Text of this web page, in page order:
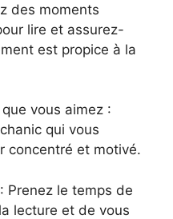
des moments
lire et assurez-
est propice à la
vous aimez :
qui vous
concentré et motivé.
Prenez le temps de
lecture et de vous